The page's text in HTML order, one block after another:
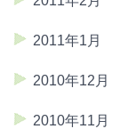
2011年1月
2010年12月
2010年11月